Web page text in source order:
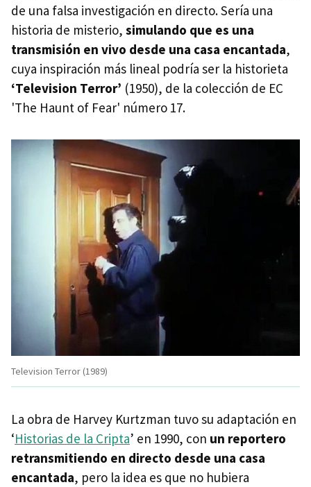
de una falsa investigación en directo. Sería una
historia de misterio, simulando que es una
transmisión en vivo desde una casa encantada,
cuya inspiración más lineal podría ser la historieta
‘Television Terror’ (1950), de la colección de EC
'The Haunt of Fear' número 17.
Television Terror (1989)
La obra de Harvey Kurtzman tuvo su adaptación en
‘Historias de la Cripta’ en 1990, con un reportero
retransmitiendo en directo desde una casa
encantada, pero la idea es que no hubiera